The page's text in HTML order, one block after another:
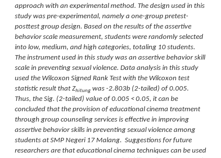
approach with an experimental method. The design used in this
study was pre-experimental, namely a one-group pretest-
posttest group design. Based on the results of the assertive
behavior scale measurement, students were randomly selected
into low, medium, and high categories, totaling 10 students.
The instrument used in this study was an assertive behavior skill
scale in preventing sexual violence. Data analysis in this study
used the Wilcoxon Signed Rank Test with the Wilcoxon test
statistic result that Zhitung was -2.803b (2-tailed) of 0.005.
Thus, the Sig. (2-tailed) value of 0.005 < 0.05, it can be
concluded that the provision of educational cinema treatment
through group counseling services is effective in improving
assertive behavior skills in preventing sexual violence among
students at SMP Negeri 17 Malang. Suggestions for future
researchers are that educational cinema techniques can be used